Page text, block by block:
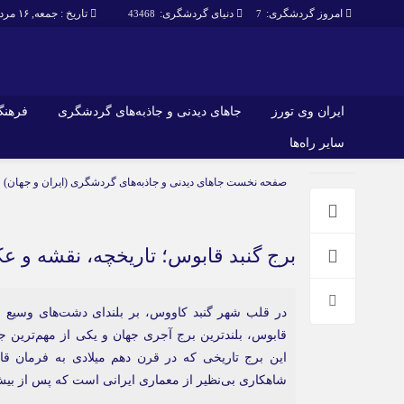
دنیای گردشگری: 43468 امروز گردشگری: 7 تاریخ : جمعه, ۱۶ مرداد , ۱۴۰۵
ایران وی تورز جاهای دیدنی و جاذبه‌های گردشگری
سایر راه‌ها
شرایط بازنشر محتوا در ایران وی تورز
ایران سفر تور
جاهای دیدنی
گردشگری
راهنمای سفر
غذا و رستوران
عمومی و سرگرمی
پزشکی، سلامت و زیبایی
حقوق و قضایی
سایر راه‌ها
تور و سفر ایرانی
کارا دیلی
صفحه نخست جاهای دیدنی و جاذبه‌های گردشگری (ایران و جهان)
برج گنبد قابوس؛ تاریخچه، نقشه و
در قلب شهر گنبد کاووس، بر بلندای دشت‌های وسیع
قابوس، بلندترین برج آجری جهان و یکی از
این برج تاریخی که در قرن دهم میلادی به
شاهکاری بی‌نظیر از معماری ایرانی است که پس از